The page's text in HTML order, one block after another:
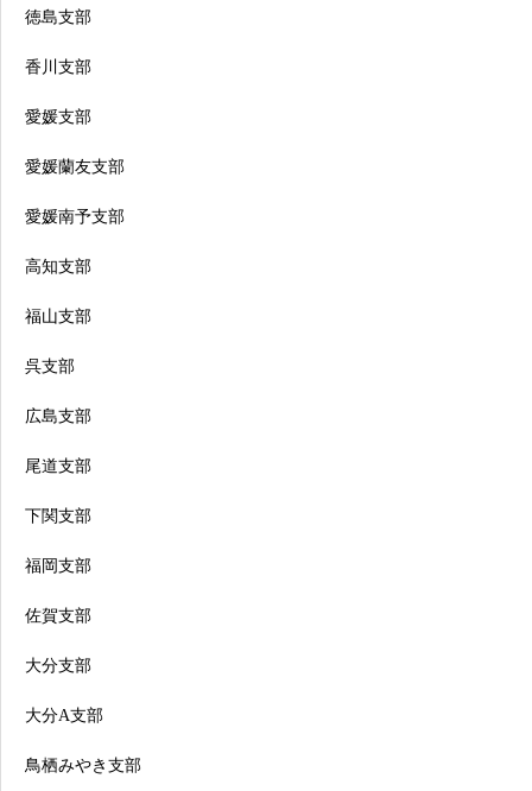
徳島支部
香川支部
愛媛支部
愛媛蘭友支部
愛媛南予支部
高知支部
福山支部
呉支部
広島支部
尾道支部
下関支部
福岡支部
佐賀支部
大分支部
大分A支部
鳥栖みやき支部